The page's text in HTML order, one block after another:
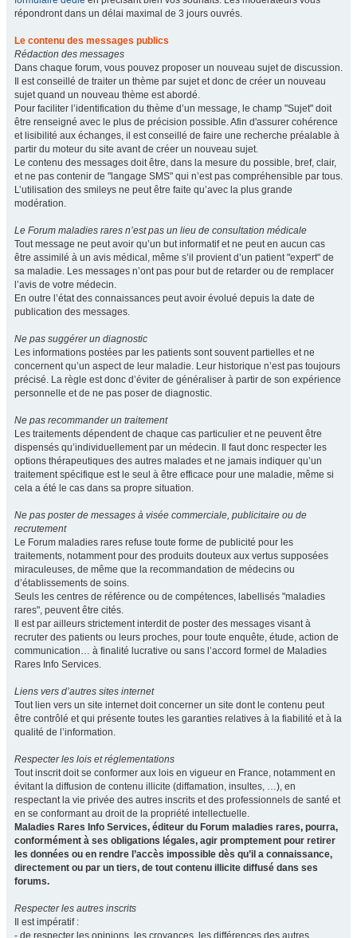
répondront dans un délai maximal de 3 jours ouvrés.
Le contenu des messages publics
Rédaction des messages
Dans chaque forum, vous pouvez proposer un nouveau sujet de discussion.
Il est conseillé de traiter un thème par sujet et donc de créer un nouveau
sujet quand un nouveau thème est abordé.
Pour faciliter l’identification du thème d’un message, le champ "Sujet" doit
être renseigné avec le plus de précision possible. Afin d'assurer cohérence
et lisibilité aux échanges, il est conseillé de faire une recherche préalable à
partir du moteur du site avant de créer un nouveau sujet.
Le contenu des messages doit être, dans la mesure du possible, bref, clair,
et ne pas contenir de "langage SMS" qui n’est pas compréhensible par tous.
L’utilisation des smileys ne peut être faite qu’avec la plus grande
modération.
Le Forum maladies rares n’est pas un lieu de consultation médicale
Tout message ne peut avoir qu’un but informatif et ne peut en aucun cas
être assimilé à un avis médical, même s’il provient d’un patient "expert" de
sa maladie. Les messages n’ont pas pour but de retarder ou de remplacer
l’avis de votre médecin.
En outre l’état des connaissances peut avoir évolué depuis la date de
publication des messages.
Ne pas suggérer un diagnostic
Les informations postées par les patients sont souvent partielles et ne
concernent qu’un aspect de leur maladie. Leur historique n’est pas toujours
précisé. La règle est donc d’éviter de généraliser à partir de son expérience
personnelle et de ne pas poser de diagnostic.
Ne pas recommander un traitement
Les traitements dépendent de chaque cas particulier et ne peuvent être
dispensés qu’individuellement par un médecin. Il faut donc respecter les
options thérapeutiques des autres malades et ne jamais indiquer qu’un
traitement spécifique est le seul à être efficace pour une maladie, même si
cela a été le cas dans sa propre situation.
Ne pas poster de messages à visée commerciale, publicitaire ou de
recrutement
Le Forum maladies rares refuse toute forme de publicité pour les
traitements, notamment pour des produits douteux aux vertus supposées
miraculeuses, de même que la recommandation de médecins ou
d’établissements de soins.
Seuls les centres de référence ou de compétences, labellisés "maladies
rares", peuvent être cités.
Il est par ailleurs strictement interdit de poster des messages visant à
recruter des patients ou leurs proches, pour toute enquête, étude, action de
communication… à finalité lucrative ou sans l’accord formel de Maladies
Rares Info Services.
Liens vers d’autres sites internet
Tout lien vers un site internet doit concerner un site dont le contenu peut
être contrôlé et qui présente toutes les garanties relatives à la fiabilité et à la
qualité de l’information.
Respecter les lois et réglementations
Tout inscrit doit se conformer aux lois en vigueur en France, notamment en
évitant la diffusion de contenu illicite (diffamation, insultes, …), en
respectant la vie privée des autres inscrits et des professionnels de santé et
en se conformant au droit de la propriété intellectuelle.
Maladies Rares Info Services, éditeur du Forum maladies rares, pourra,
conformément à ses obligations légales, agir promptement pour retirer
les données ou en rendre l’accès impossible dès qu’il a connaissance,
directement ou par un tiers, de tout contenu illicite diffusé dans ses
forums.
Respecter les autres inscrits
Il est impératif :
- de respecter les opinions, les croyances, les différences des autres